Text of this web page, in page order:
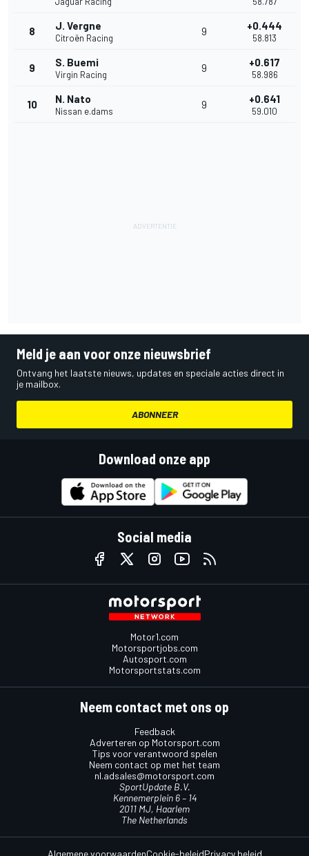
8 J. Vergne
Citroën Racing
9 +0.444
58.813
9 S. Buemi
Virgin Racing
9 +0.617
58.986
10 N. Nato
Nissan e.dams
9 +0.641
59.010
Meld je aan voor onze nieuwsbrief
Ontvang het laatste nieuws, updates en speciale acties direct in
je mailbox.
ABONNEER
Download onze app
Social media
Motor1.com
Motorsportjobs.com
Autosport.com
Motorsportstats.com
Neem contact met ons op
Feedback
Adverteren op Motorsport.com
Tips voor verantwoord spelen
Neem contact op met het team
nl.adsales@motorsport.com
SportUpdate B.V.
Kennemerplein 6 – 14
2011 MJ, Haarlem
The Netherlands
Algemene voorwaardenCookie-beleidPrivacy beleid